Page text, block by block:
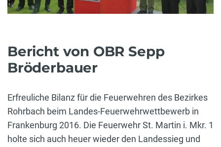
Bericht von OBR Sepp
Bröderbauer
Erfreuliche Bilanz für die Feuerwehren des Bezirkes
Rohrbach beim Landes-Feuerwehrwettbewerb in
Frankenburg 2016. Die Feuerwehr St. Martin i. Mkr. 1
holte sich auch heuer wieder den Landessieg und